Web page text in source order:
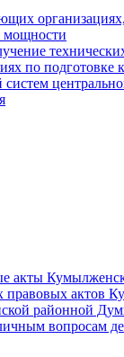
мощности
по подготовке
акты
правовых актов
районной
вопросам